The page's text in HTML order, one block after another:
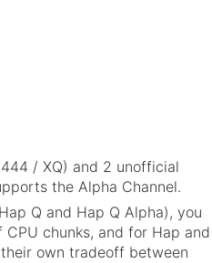
/ XQ) and 2 unofficial
the Alpha Channel.
Q and Hap Q Alpha), you
chunks, and for Hap and
own tradeoff between